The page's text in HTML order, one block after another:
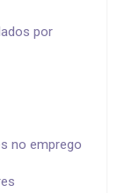
por
no emprego